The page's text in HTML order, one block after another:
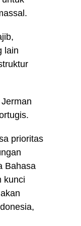
lain
prioritas
Bahasa
kunci